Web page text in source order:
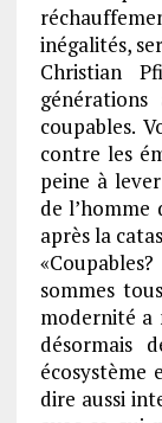
inégalités,
Christian
coupables.
contre les
peine à
de l’homme
après la
sommes
modernité a
désormais
écosystème
dire aussi